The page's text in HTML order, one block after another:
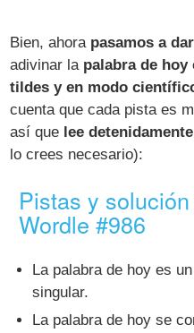
Bien, ahora pasamos a
adivinar la palabra de
tildes y en modo
cuenta que cada pista es
así que lee detenidamente
lo crees necesario):
Pistas y
Wordle #986
La palabra de hoy es
singular.
La palabra de hoy se